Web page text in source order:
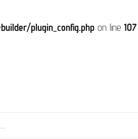
plugin_config.php on line 107